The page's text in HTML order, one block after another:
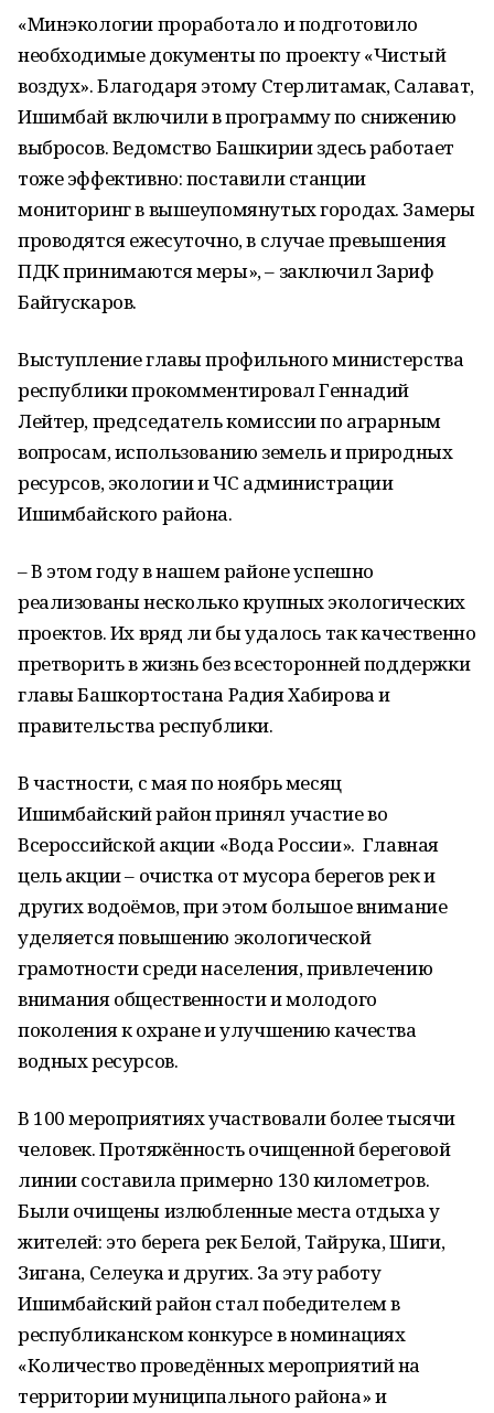
«Минэкологии проработало и подготовило
необходимые документы по проекту «Чистый
воздух». Благодаря этому Стерлитамак, Салават,
Ишимбай включили в программу по снижению
выбросов. Ведомство Башкирии здесь работает
тоже эффективно: поставили станции
мониторинг в вышеупомянутых городах. Замеры
проводятся ежесуточно, в случае превышения
ПДК принимаются меры», – заключил Зариф
Байгускаров.
Выступление главы профильного министерства
республики прокомментировал Геннадий
Лейтер, председатель комиссии по аграрным
вопросам, использованию земель и природных
ресурсов, экологии и ЧС администрации
Ишимбайского района.
– В этом году в нашем районе успешно
реализованы несколько крупных экологических
проектов. Их вряд ли бы удалось так качественно
претворить в жизнь без всесторонней поддержки
главы Башкортостана Радия Хабирова и
правительства республики.
В частности, с мая по ноябрь месяц
Ишимбайский район принял участие во
Всероссийской акции «Вода России». Главная
цель акции – очистка от мусора берегов рек и
других водоёмов, при этом большое внимание
уделяется повышению экологической
грамотности среди населения, привлечению
внимания общественности и молодого
поколения к охране и улучшению качества
водных ресурсов.
В 100 мероприятиях участвовали более тысячи
человек. Протяжённость очищенной береговой
линии составила примерно 130 километров.
Были очищены излюбленные места отдыха у
жителей: это берега рек Белой, Тайрука, Шиги,
Зигана, Селеука и других. За эту работу
Ишимбайский район стал победителем в
республиканском конкурсе в номинациях
«Количество проведённых мероприятий на
территории муниципального района» и